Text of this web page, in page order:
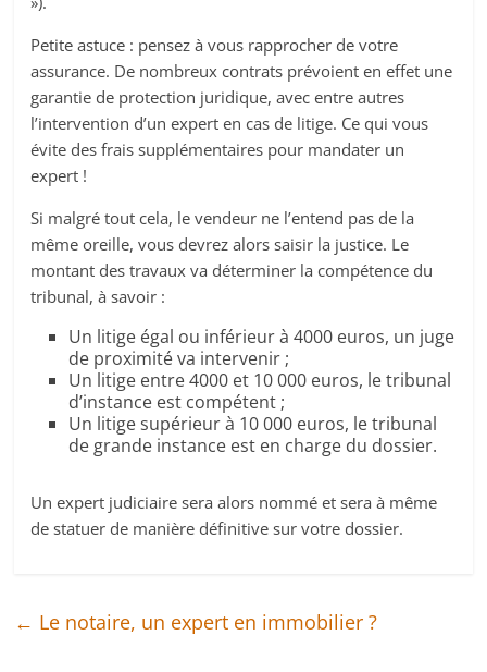
Petite astuce : pensez à vous rapprocher de votre
assurance. De nombreux contrats prévoient en effet une
garantie de protection juridique, avec entre autres
l’intervention d’un expert en cas de litige. Ce qui vous
évite des frais supplémentaires pour mandater un
expert !
Si malgré tout cela, le vendeur ne l’entend pas de la
même oreille, vous devrez alors saisir la justice. Le
montant des travaux va déterminer la compétence du
tribunal, à savoir :
Un litige égal ou inférieur à 4000 euros, un juge
de proximité va intervenir ;
Un litige entre 4000 et 10 000 euros, le tribunal
d’instance est compétent ;
Un litige supérieur à 10 000 euros, le tribunal
de grande instance est en charge du dossier.
Un expert judiciaire sera alors nommé et sera à même
de statuer de manière définitive sur votre dossier.
← Le notaire, un expert en immobilier ?